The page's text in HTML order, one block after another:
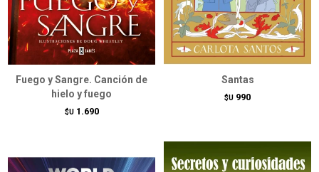
Fuego y Sangre. Canción de
hielo y fuego
$U 1.690
Santas
$U 990